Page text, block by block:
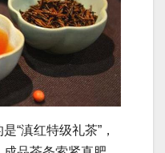
“滇红特级礼茶”，